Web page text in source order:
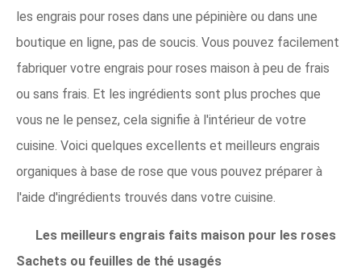
les engrais pour roses dans une pépinière ou dans une
boutique en ligne, pas de soucis. Vous pouvez facilement
fabriquer votre engrais pour roses maison à peu de frais
ou sans frais. Et les ingrédients sont plus proches que
vous ne le pensez, cela signifie à l'intérieur de votre
cuisine. Voici quelques excellents et meilleurs engrais
organiques à base de rose que vous pouvez préparer à
l'aide d'ingrédients trouvés dans votre cuisine.
Les meilleurs engrais faits maison pour les roses
Sachets ou feuilles de thé usagés